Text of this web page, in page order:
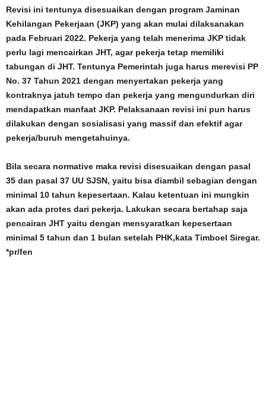
Revisi ini tentunya disesuaikan dengan program Jaminan
Kehilangan Pekerjaan (JKP) yang akan mulai dilaksanakan
pada Februari 2022. Pekerja yang telah menerima JKP tidak
perlu lagi mencairkan JHT, agar pekerja tetap memiliki
tabungan di JHT. Tentunya Pemerintah juga harus merevisi PP
No. 37 Tahun 2021 dengan menyertakan pekerja yang
kontraknya jatuh tempo dan pekerja yang mengundurkan diri
mendapatkan manfaat JKP. Pelaksanaan revisi ini pun harus
dilakukan dengan sosialisasi yang massif dan efektif agar
pekerja/buruh mengetahuinya.
Bila secara normative maka revisi disesuaikan dengan pasal
35 dan pasal 37 UU SJSN, yaitu bisa diambil sebagian dengan
minimal 10 tahun kepesertaan. Kalau ketentuan ini mungkin
akan ada protes dari pekerja. Lakukan secara bertahap saja
pencairan JHT yaitu dengan mensyaratkan kepesertaan
minimal 5 tahun dan 1 bulan setelah PHK,kata Timboel Siregar.
*pr/fen